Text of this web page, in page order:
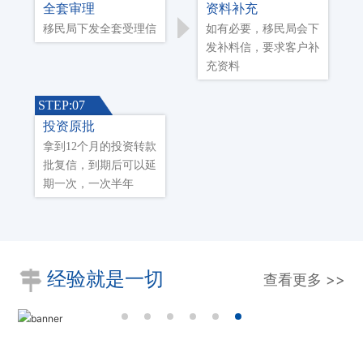
全套审理
移民局下发全套受理信
资料补充
如有必要，移民局会下
发补料信，要求客户补
充资料
STEP:07
投资原批
拿到12个月的投资转款
批复信，到期后可以延
期一次，一次半年
经验就是一切 查看更多 >>